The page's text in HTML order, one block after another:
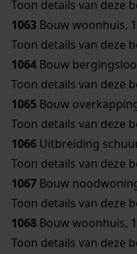
Toon details van deze
1063 Bouw woonhuis,
Toon details van deze
1064 Bouw
Toon details van deze
1065 Bouw
Toon details van deze
1066 Uitbreiding
Toon details van deze
1067 Bouw
Toon details van deze
1068 Bouw woonhuis,
Toon details van deze